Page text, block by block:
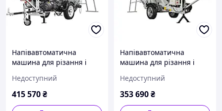
Напівавтоматична
машина для різання і
SSA500E
Недоступний
415 570₴
Напівавтоматична
машина для різання і
400E
Недоступний
353 690₴